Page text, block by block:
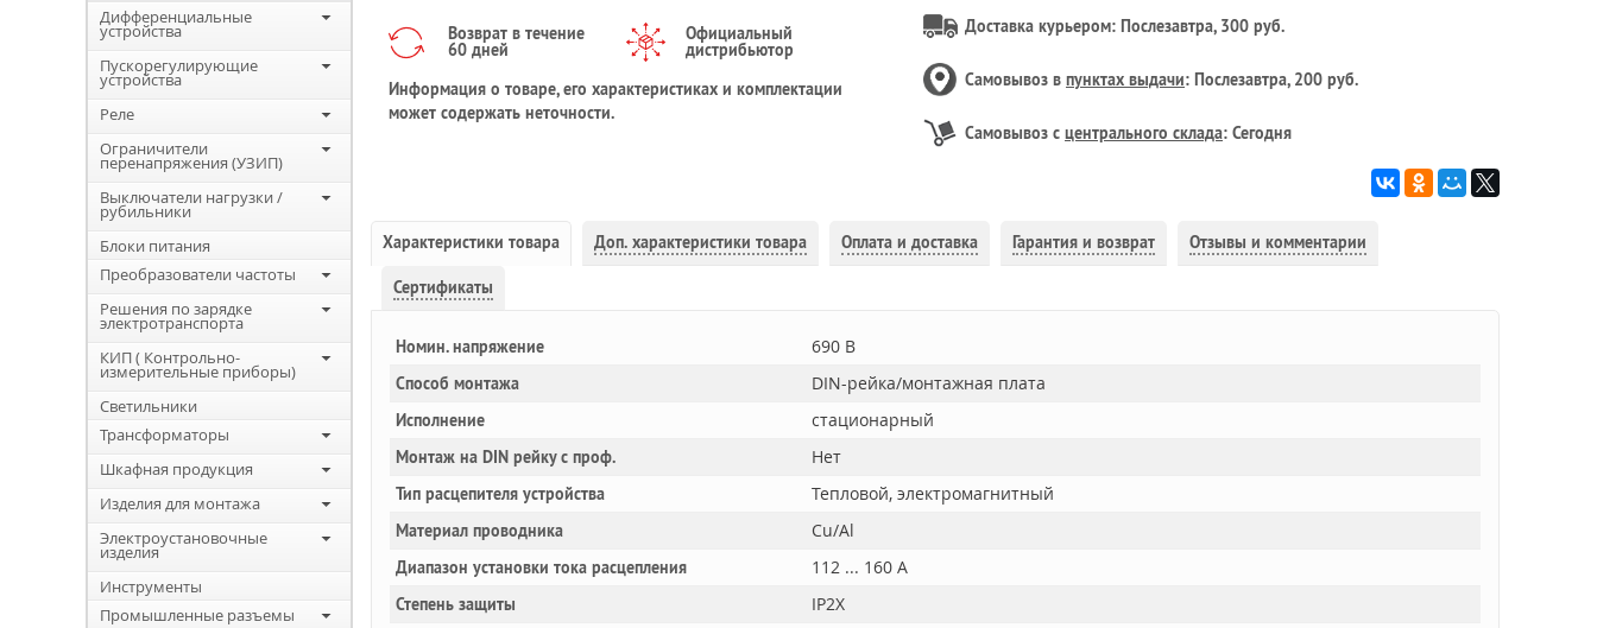
Дифференциальные
устройства
Пускорегулирующие
устройства
Реле
Ограничители
перенапряжения (УЗИП)
Выключатели нагрузки /
рубильники
Блоки питания
Преобразователи частоты
Решения по зарядке
электротранспорта
КИП ( Контрольно-
измерительные приборы)
Светильники
Трансформаторы
Шкафная продукция
Изделия для монтажа
Электроустановочные
изделия
Инструменты
Промышленные разъемы
Возврат в течение
60 дней
Официальный
дистрибьютор
Информация о товаре, его характеристиках и комплектации
может содержать неточности.
Доставка курьером: Послезавтра, 300 руб.
Самовывоз в пунктах выдачи: Послезавтра, 200 руб.
Самовывоз с центрального склада: Сегодня
Характеристики товара Доп. характеристики товара Оплата и доставка Гарантия и возврат Отзывы и комментарии
Сертификаты
Номин. напряжение 690 В
Способ монтажа DIN-рейка/монтажная плата
Исполнение стационарный
Монтаж на DIN рейку с проф. Нет
Тип расцепителя устройства Тепловой, электромагнитный
Материал проводника Cu/Al
Диапазон установки тока расцепления 112 ... 160 А
Степень защиты IP2X